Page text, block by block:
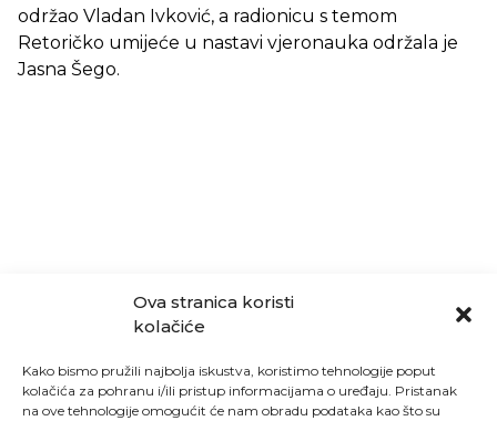
Ova stranica koristi
kolačiće
Kako bismo pružili najbolja iskustva, koristimo tehnologije poput
kolačića za pohranu i/ili pristup informacijama o uređaju. Pristanak
na ove tehnologije omogućit će nam obradu podataka kao što su
održao Vladan Ivković, a radionicu s temom
Retoričko umijeće u nastavi vjeronauka održala je
Jasna Šego.